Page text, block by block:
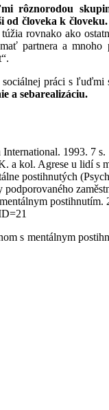
rôznorodou
od človeka k
rovnako ako
partnera a
práci s
a sebarealizáciu.
1993. 7 s.
a kol. Agrese u lidí s
postihnutých
postihnutím.
s mentálnym